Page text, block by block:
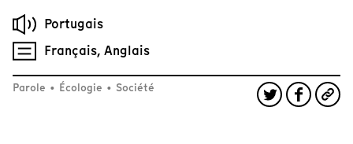
Portugais
Français, Anglais
Parole • Écologie • Société